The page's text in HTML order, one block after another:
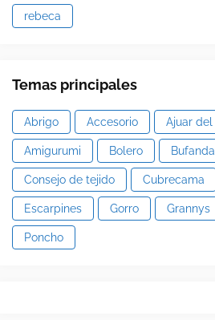
rebeca
Temas principales
Abrigo Accesorio Ajuar
Amigurumi Bolero Bufanda
Consejo de tejido Cubrecama
Escarpines Gorro Grannys
Poncho